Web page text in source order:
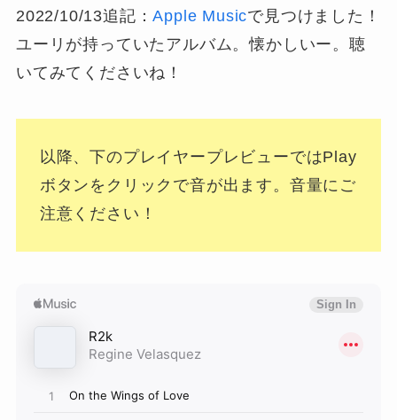
2022/10/13追記：Apple Musicで見つけました！
ユーリが持っていたアルバム。懐かしいー。聴
いてみてくださいね！
以降、下のプレイヤープレビューではPlay
ボタンをクリックで音が出ます。音量にご
注意ください！